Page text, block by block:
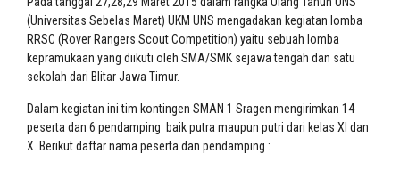
(Universitas Sebelas Maret) UKM UNS mengadakan kegiatan lomba
RRSC (Rover Rangers Scout Competition) yaitu sebuah lomba
kepramukaan yang diikuti oleh SMA/SMK sejawa tengah dan satu
sekolah dari Blitar Jawa Timur.
Dalam kegiatan ini tim kontingen SMAN 1 Sragen mengirimkan 14
peserta dan 6 pendamping baik putra maupun putri dari kelas XI dan
X. Berikut daftar nama peserta dan pendamping :